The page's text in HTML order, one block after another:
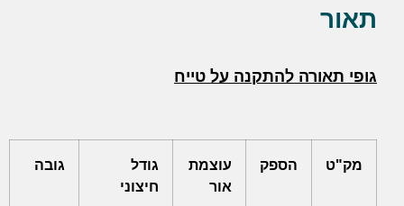
תאור
גופי תאורה להתקנה על טייח
מק"ט הספק
עוצמת
אור
גודל
חיצוני
גובה